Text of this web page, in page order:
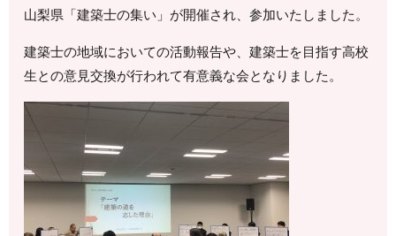
山梨県「建築士の集い」が開催され、参加いたしました。
建築士の地域においての活動報告や、建築士を目指す高校
生との意見交換が行われて有意義な会となりました。